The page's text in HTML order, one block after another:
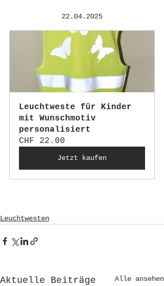
22.04.2025
Leuchtweste für Kinder
mit Wunschmotiv
personalisiert
CHF 22.00
Jetzt kaufen
Leuchtwesten
Aktuelle Beiträge Alle ansehen